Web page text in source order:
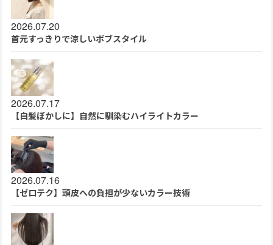
2026.07.20
首元すっきりで涼しいボブスタイル
2026.07.17
【白髪ぼかしに】自然に馴染むハイライトカラー
2026.07.16
【ゼロテク】頭皮への負担が少ないカラー技術